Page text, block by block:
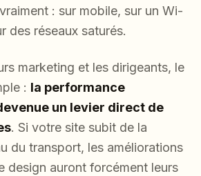
: sur mobile, sur un Wi-
des réseaux saturés.
marketing et les dirigeants, le
: la performance
un levier direct de
. Si votre site subit de la
du transport, les améliorations
design auront forcément leurs